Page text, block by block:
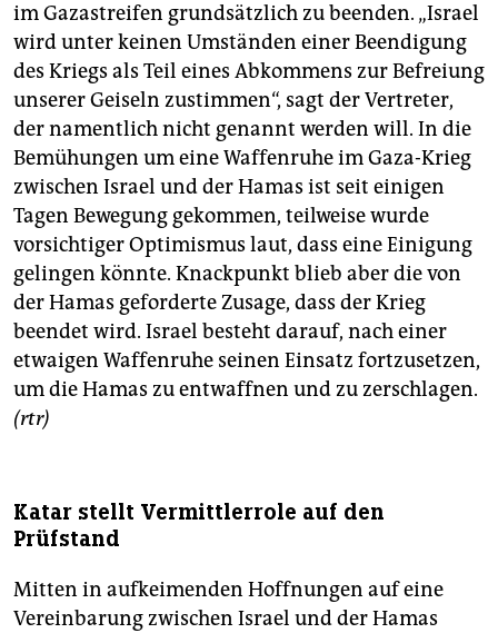
genossenschaft
epaper login
im Gazastreifen grundsätzlich zu beenden. „Israel
wird unter keinen Umständen einer Beendigung
des Kriegs als Teil eines Abkommens zur Befreiung
unserer Geiseln zustimmen“, sagt der Vertreter,
der namentlich nicht genannt werden will. In die
Bemühungen um eine Waffenruhe im Gaza-Krieg
zwischen Israel und der Hamas ist seit einigen
Tagen Bewegung gekommen, teilweise wurde
vorsichtiger Optimismus laut, dass eine Einigung
gelingen könnte. Knackpunkt blieb aber die von
der Hamas geforderte Zusage, dass der Krieg
beendet wird. Israel besteht darauf, nach einer
etwaigen Waffenruhe seinen Einsatz fortzusetzen,
um die Hamas zu entwaffnen und zu zerschlagen.
(rtr)
Katar stellt Vermittlerrole auf den
Prüfstand
Mitten in aufkeimenden Hoffnungen auf eine
Vereinbarung zwischen Israel und der Hamas